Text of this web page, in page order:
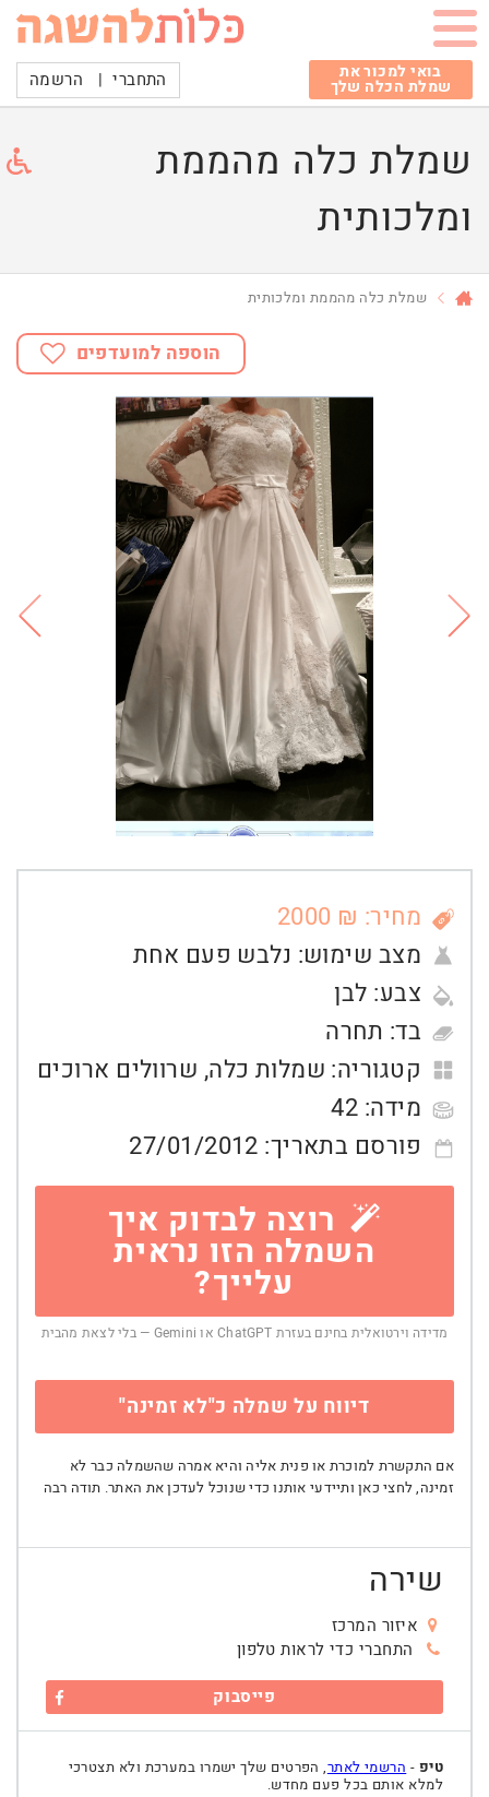
בואי למכור את
שמלת הכלה שלך התחברי | הרשמה
שמלת כלה מהממת
ומלכותית
שמלת כלה מהממת ומלכותית
הוספה למועדפים
מחיר: ₪ 2000
מצב שימוש: נלבש פעם אחת
צבע: לבן
בד: תחרה
קטגוריה: שמלות כלה, שרוולים ארוכים
מידה: 42
פורסם בתאריך: 27/01/2012
רוצה לבדוק איך
השמלה הזו נראית
עלייך?
מדידה וירטואלית בחינם בעזרת ChatGPT או Gemini — בלי לצאת מהבית
דיווח על שמלה כ"לא זמינה"
אם התקשרת למוכרת או פנית אליה והיא אמרה שהשמלה כבר לא
זמינה, לחצי כאן ותיידעי אותנו כדי שנוכל לעדכן את האתר. תודה רבה
שירה
איזור המרכז
התחברי כדי לראות טלפון
פייסבוק
טיפ - הרשמי לאתר, הפרטים שלך ישמרו במערכת ולא תצטרכי
למלא אותם בכל פעם מחדש.